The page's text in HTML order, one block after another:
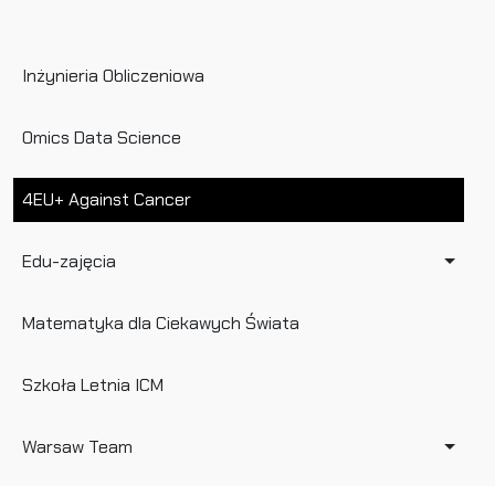
Inżynieria Obliczeniowa
Omics Data Science
4EU+ Against Cancer
Edu-zajęcia
Matematyka dla Ciekawych Świata
Szkoła Letnia ICM
Warsaw Team